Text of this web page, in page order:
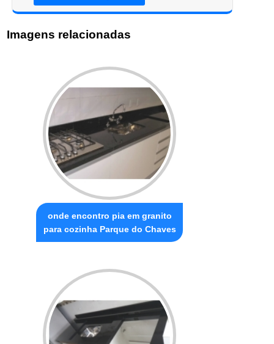
Imagens relacionadas
onde encontro pia em granito
para cozinha Parque do Chaves